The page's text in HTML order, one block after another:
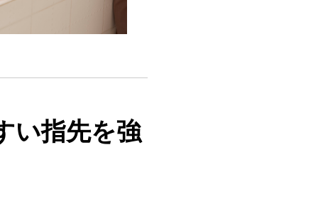
い指先を強